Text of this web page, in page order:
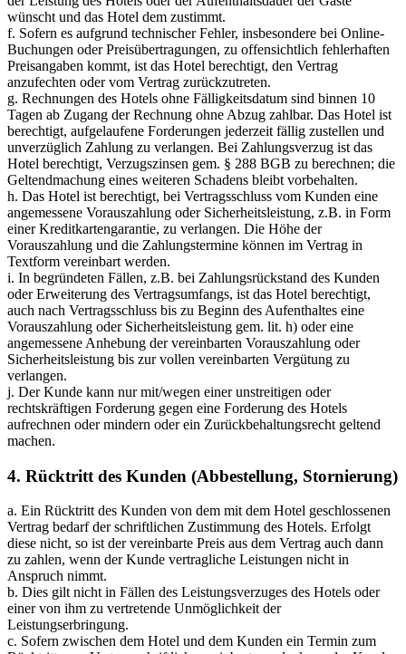
wünscht und das Hotel dem zustimmt.
f. Sofern es aufgrund technischer Fehler, insbesondere bei Online-
Buchungen oder Preisübertragungen, zu offensichtlich fehlerhaften
Preisangaben kommt, ist das Hotel berechtigt, den Vertrag
anzufechten oder vom Vertrag zurückzutreten.
g. Rechnungen des Hotels ohne Fälligkeitsdatum sind binnen 10
Tagen ab Zugang der Rechnung ohne Abzug zahlbar. Das Hotel ist
berechtigt, aufgelaufene Forderungen jederzeit fällig zustellen und
unverzüglich Zahlung zu verlangen. Bei Zahlungsverzug ist das
Hotel berechtigt, Verzugszinsen gem. § 288 BGB zu berechnen; die
Geltendmachung eines weiteren Schadens bleibt vorbehalten.
h. Das Hotel ist berechtigt, bei Vertragsschluss vom Kunden eine
angemessene Vorauszahlung oder Sicherheitsleistung, z.B. in Form
einer Kreditkartengarantie, zu verlangen. Die Höhe der
Vorauszahlung und die Zahlungstermine können im Vertrag in
Textform vereinbart werden.
i. In begründeten Fällen, z.B. bei Zahlungsrückstand des Kunden
oder Erweiterung des Vertragsumfangs, ist das Hotel berechtigt,
auch nach Vertragsschluss bis zu Beginn des Aufenthaltes eine
Vorauszahlung oder Sicherheitsleistung gem. lit. h) oder eine
angemessene Anhebung der vereinbarten Vorauszahlung oder
Sicherheitsleistung bis zur vollen vereinbarten Vergütung zu
verlangen.
j. Der Kunde kann nur mit/wegen einer unstreitigen oder
rechtskräftigen Forderung gegen eine Forderung des Hotels
aufrechnen oder mindern oder ein Zurückbehaltungsrecht geltend
machen.
4. Rücktritt des Kunden (Abbestellung, Stornierung)
a. Ein Rücktritt des Kunden von dem mit dem Hotel geschlossenen
Vertrag bedarf der schriftlichen Zustimmung des Hotels. Erfolgt
diese nicht, so ist der vereinbarte Preis aus dem Vertrag auch dann
zu zahlen, wenn der Kunde vertragliche Leistungen nicht in
Anspruch nimmt.
b. Dies gilt nicht in Fällen des Leistungsverzuges des Hotels oder
einer von ihm zu vertretende Unmöglichkeit der
Leistungserbringung.
c. Sofern zwischen dem Hotel und dem Kunden ein Termin zum